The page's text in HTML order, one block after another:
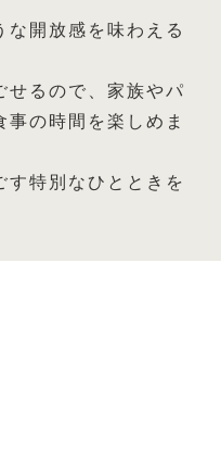
な開放感を味わえる
せるので、家族やパ
の時間を楽しめま
す特別なひとときを